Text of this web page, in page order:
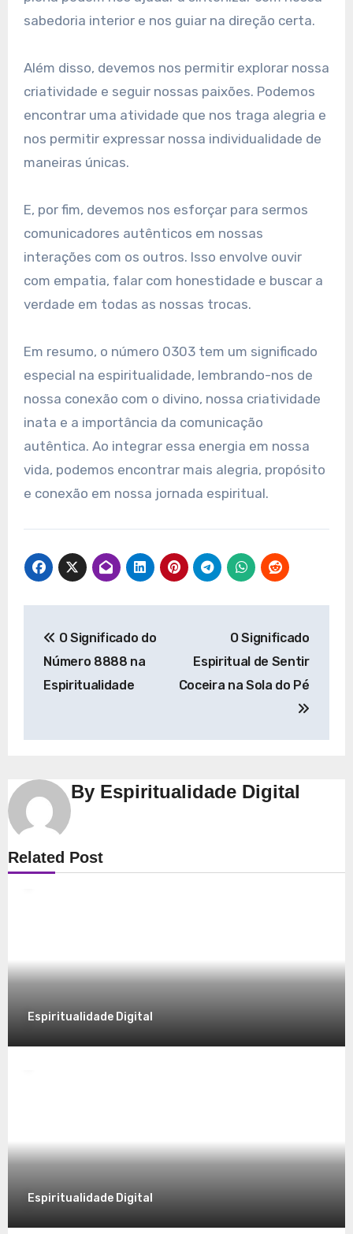
sabedoria interior e nos guiar na direção certa.
Além disso, devemos nos permitir explorar nossa
criatividade e seguir nossas paixões. Podemos
encontrar uma atividade que nos traga alegria e
nos permitir expressar nossa individualidade de
maneiras únicas.
E, por fim, devemos nos esforçar para sermos
comunicadores autênticos em nossas
interações com os outros. Isso envolve ouvir
com empatia, falar com honestidade e buscar a
verdade em todas as nossas trocas.
Em resumo, o número 0303 tem um significado
especial na espiritualidade, lembrando-nos de
nossa conexão com o divino, nossa criatividade
inata e a importância da comunicação
autêntica. Ao integrar essa energia em nossa
vida, podemos encontrar mais alegria, propósito
e conexão em nossa jornada espiritual.
de
Post
O Significado do
Número 8888 na
Espiritualidade
O Significado
Espiritual de Sentir
Coceira na Sola do Pé
By Espiritualidade Digital
Related Post
Espiritualidade
Explorando a Espiritualidade: Conexão e
Espiritualidade Digital
Espiritualidade Digital